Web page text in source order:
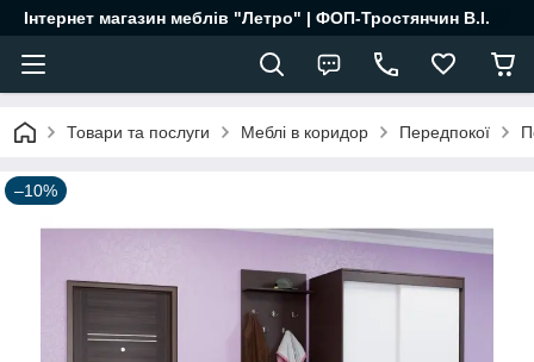
Інтернет магазин меблів "Летро" | ФОП-Тростянчин В.І.
Товари та послуги Меблі в коридор Передпокої
–10%